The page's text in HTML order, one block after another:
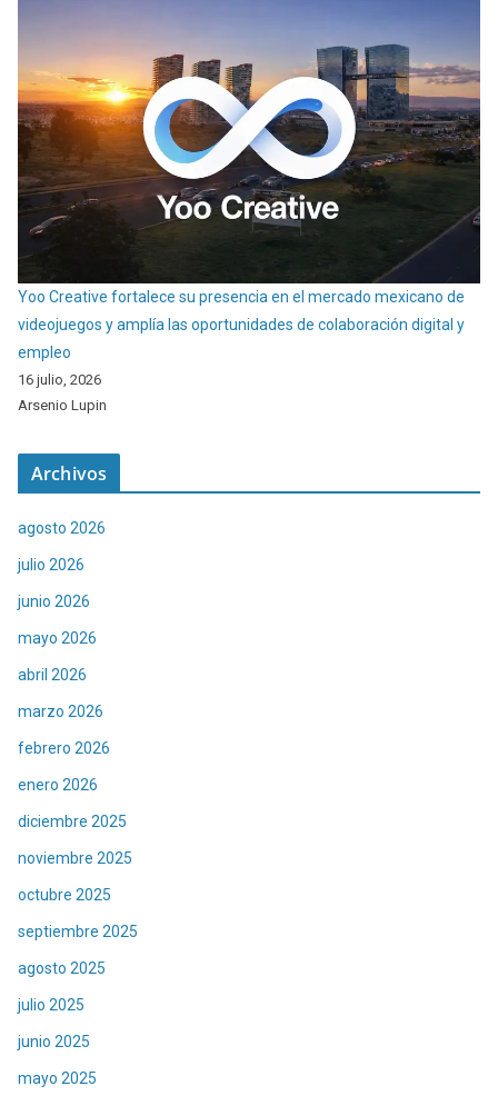
Yoo Creative fortalece su presencia en el mercado mexicano de
videojuegos y amplía las oportunidades de colaboración digital y
empleo
16 julio, 2026
Arsenio Lupin
Archivos
agosto 2026
julio 2026
junio 2026
mayo 2026
abril 2026
marzo 2026
febrero 2026
enero 2026
diciembre 2025
noviembre 2025
octubre 2025
septiembre 2025
agosto 2025
julio 2025
junio 2025
mayo 2025